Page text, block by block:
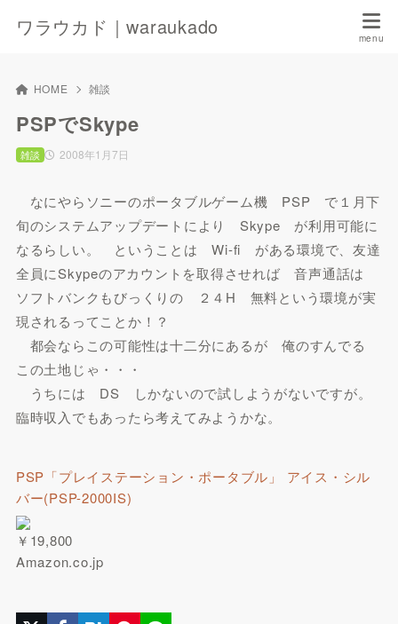
ワラウカド｜waraukado
HOME 雑談
PSPでSkype
2008年1月7日
雑談
なにやらソニーのポータブルゲーム機 PSP で１月下
旬のシステムアップデートにより Skype が利用可能に
なるらしい。 ということは Wi-fi がある環境で、友達
全員にSkypeのアカウントを取得させれば 音声通話は
ソフトバンクもびっくりの ２４H 無料という環境が実
現されるってことか！？
都会ならこの可能性は十二分にあるが 俺のすんでる
この土地じゃ・・・
うちには DS しかないので試しようがないですが。
臨時収入でもあったら考えてみようかな。
PSP「プレイステーション・ポータブル」 アイス・シル
バー(PSP-2000IS)
￥19,800
Amazon.co.jp